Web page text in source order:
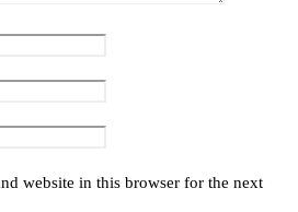
website in this browser for the next